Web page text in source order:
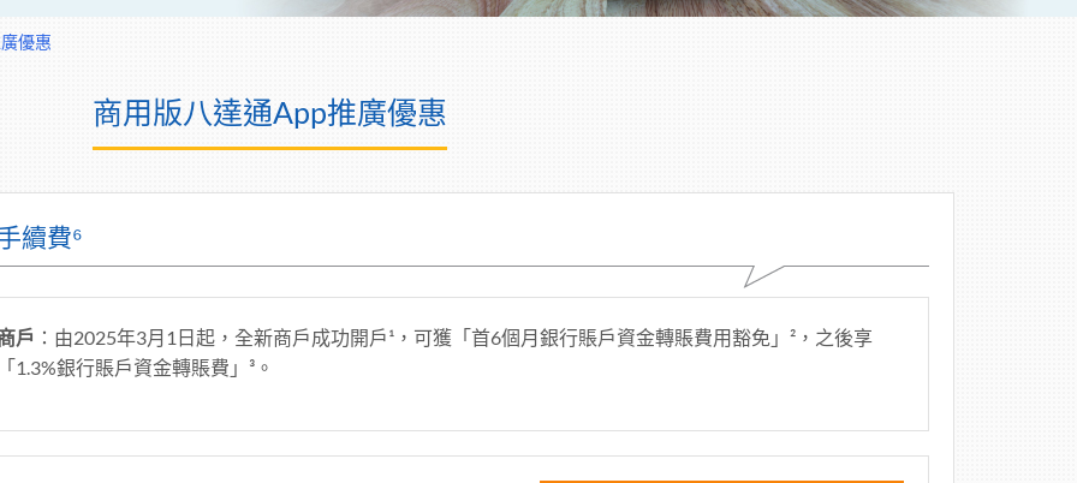
優惠
商用版八達通App推廣優惠
續費⁶
戶 ：由2025年3月1日起，全新商戶成功開戶¹，可獲「首6個月銀行賬戶資金轉賬費用豁免」²，之後享
1.3%銀行賬戶資金轉賬費」³。